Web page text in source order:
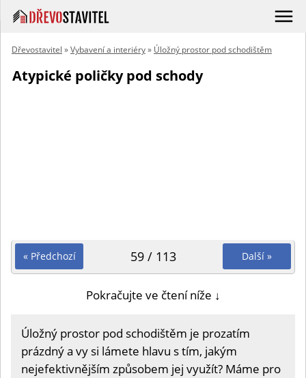
Dřevostavitel »Vybavení a interiéry» Úložný prostor pod schodištěm
Atypické poličky pod schody
« Předchozí Další »
59 / 113
Pokračujte ve čtení níže ↓
Úložný prostor pod schodištěm je prozatím
prázdný a vy si lámete hlavu s tím, jakým
nejefektivnějším způsobem jej využít? Máme pro